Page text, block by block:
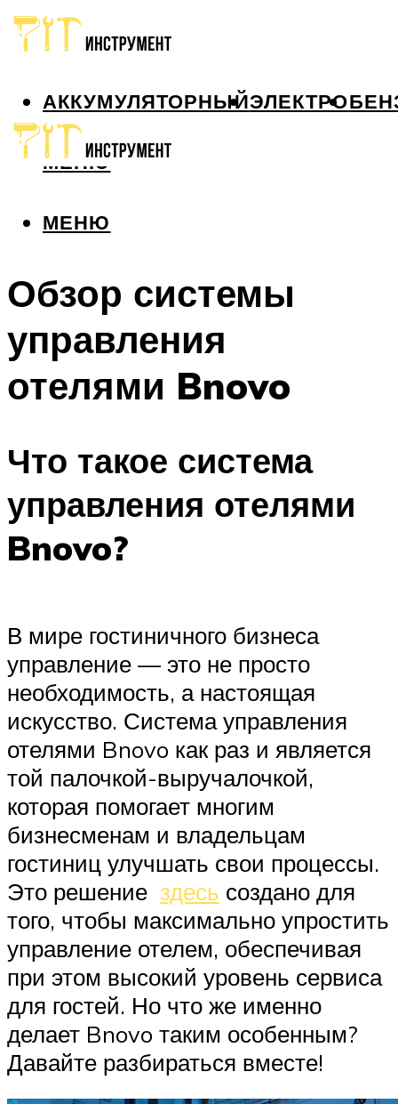
АККУМУЛЯТОРНЫЙЭЛЕКТРО
МЕНЮ
МЕНЮ
Обзор системы
управления
отелями Bnovo
Что такое система
управления отелями
Bnovo?
В мире гостиничного бизнеса
управление — это не просто
необходимость, а настоящая
искусство. Система управления
отелями Bnovo как раз и является
той палочкой-выручалочкой,
которая помогает многим
бизнесменам и владельцам
гостиниц улучшать свои процессы.
Это решение здесь создано для
того, чтобы максимально упростить
управление отелем, обеспечивая
при этом высокий уровень сервиса
для гостей. Но что же именно
делает Bnovo таким особенным?
Давайте разбираться вместе!